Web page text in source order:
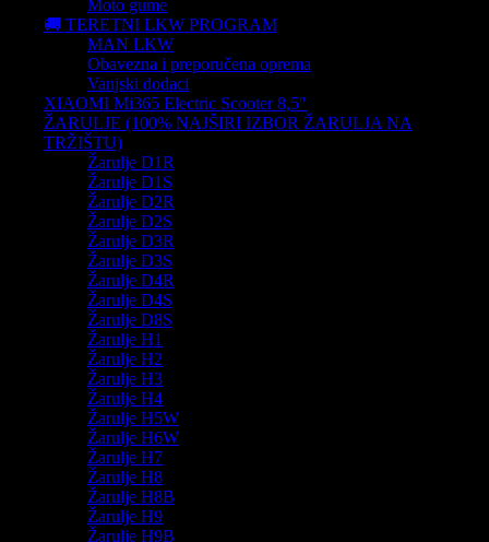
Moto gume
🚚 TERETNI LKW PROGRAM
MAN LKW
Obavezna i preporučena oprema
Vanjski dodaci
XIAOMI Mi365 Electric Scooter 8,5″
ŽARULJE (100% NAJŠIRI IZBOR ŽARULJA NA
TRŽIŠTU)
Žarulje D1R
Žarulje D1S
Žarulje D2R
Žarulje D2S
Žarulje D3R
Žarulje D3S
Žarulje D4R
Žarulje D4S
Žarulje D8S
Žarulje H1
Žarulje H2
Žarulje H3
Žarulje H4
Žarulje H5W
Žarulje H6W
Žarulje H7
Žarulje H8
Žarulje H8B
Žarulje H9
Žarulje H9B